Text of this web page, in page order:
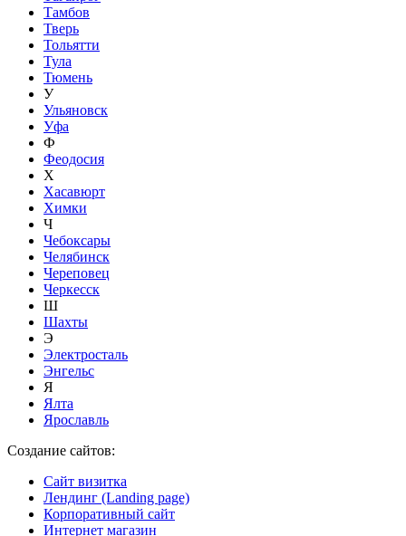
Тамбов
Тверь
Тольятти
Тула
Тюмень
У
Ульяновск
Уфа
Ф
Феодосия
Х
Хасавюрт
Химки
Ч
Чебоксары
Челябинск
Череповец
Черкесск
Ш
Шахты
Э
Электросталь
Энгельс
Я
Ялта
Ярославль
Создание сайтов:
Сайт визитка
Лендинг (Landing page)
Корпоративный сайт
Интернет магазин